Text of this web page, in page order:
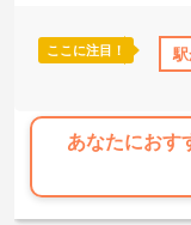
年間休日110日
ここに注目！
あなたにおす